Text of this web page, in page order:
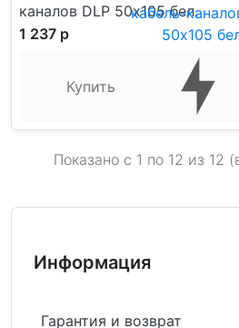
каналов DLP 50х105 бел.
1 237 р
Купить
Показано с 1 по 12 из 12
Информация
Гарантия и возврат